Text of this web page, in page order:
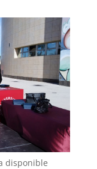
disponible